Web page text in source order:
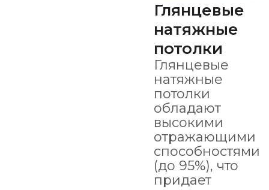
Глянцевые
натяжные
потолки
Глянцевые
натяжные
потолки
обладают
высокими
отражающими
способностями
(до 95%), что
придает